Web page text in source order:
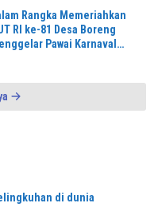
Rangka Memeriahkan
RI ke-81 Desa Boreng
Pawai Karnaval
di dunia